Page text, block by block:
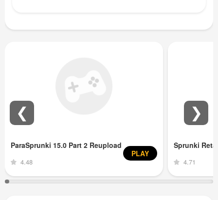
ParaSprunki 15.0 Part 2 Reupload
4.48
PLAY
Sprunki
4.71
❮ ❯